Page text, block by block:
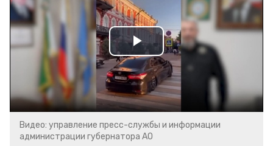
Play
Video
Видео: управление пресс-службы и информации
администрации губернатора АО